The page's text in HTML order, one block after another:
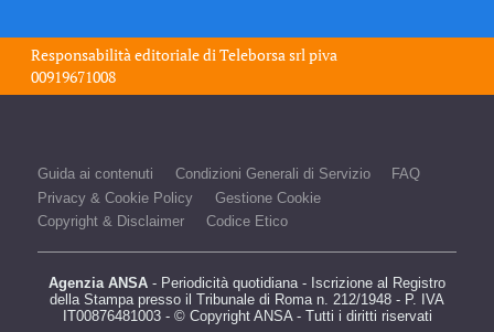
Responsabilità editoriale diTeleborsa srlpiva
00919671008
Guida ai contenuti Condizioni Generali di Servizio
FAQ
Privacy & Cookie Policy
Gestione Cookie
Copyright & Disclaimer
Codice Etico
Agenzia ANSA - Periodicità quotidiana - Iscrizione al Registro
della Stampa presso il Tribunale di Roma n. 212/1948 - P. IVA
IT00876481003 - © Copyright ANSA - Tutti i diritti riservati